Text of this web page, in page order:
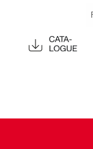
Catalogue
2022